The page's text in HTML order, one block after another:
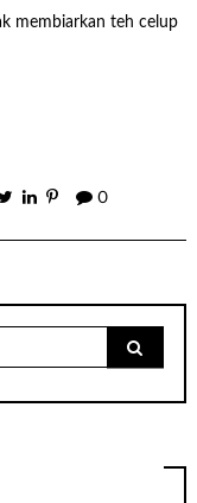
membiarkan teh celup
0